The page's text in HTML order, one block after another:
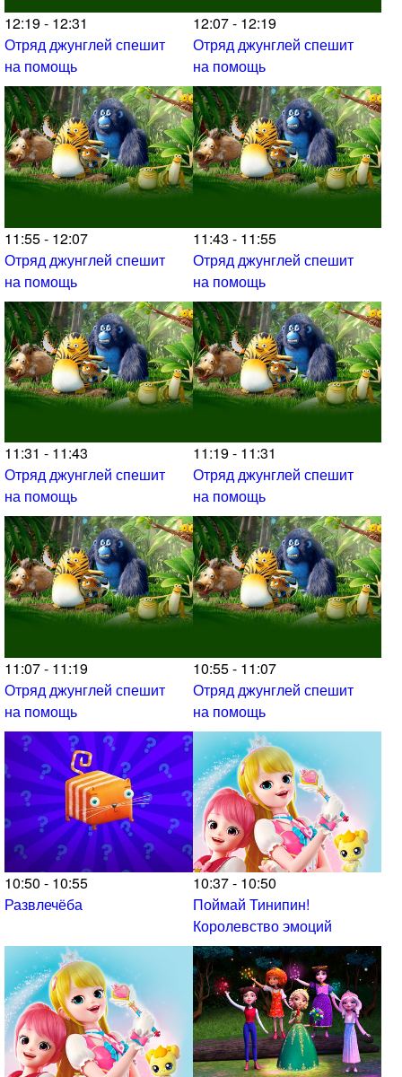
12:19 - 12:31
Отряд джунглей спешит
на помощь
12:07 - 12:19
Отряд джунглей спешит
на помощь
11:55 - 12:07
Отряд джунглей спешит
на помощь
11:43 - 11:55
Отряд джунглей спешит
на помощь
11:31 - 11:43
Отряд джунглей спешит
на помощь
11:19 - 11:31
Отряд джунглей спешит
на помощь
11:07 - 11:19
Отряд джунглей спешит
на помощь
10:55 - 11:07
Отряд джунглей спешит
на помощь
10:50 - 10:55
Развлечёба
10:37 - 10:50
Поймай Тинипин!
Королевство эмоций